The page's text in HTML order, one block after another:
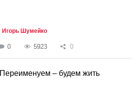
Игорь Шумейко
0 5923 0
Переименуем – будем жить